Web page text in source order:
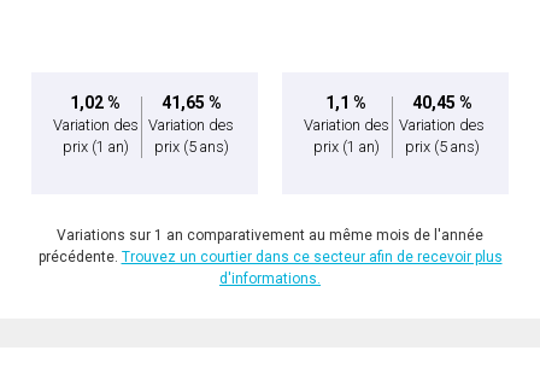
1,02 %
Variation des
prix (1 an)
41,65 %
Variation des
prix (5 ans)
1,1 %
Variation des
prix (1 an)
40,45 %
Variation des
prix (5 ans)
Variations sur 1 an comparativement au même mois de l'année
précédente. Trouvez un courtier dans ce secteur afin de recevoir plus
d'informations.